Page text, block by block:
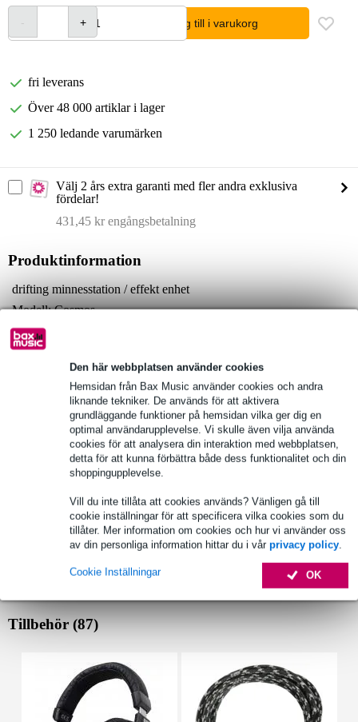
Den här webbplatsen använder cookies
Hemsidan från Bax Music använder cookies och andra
liknande tekniker. De används för att aktivera
grundläggande funktioner på hemsidan vilka ger dig en
optimal användarupplevelse. Vi skulle även vilja använda
cookies för att analysera din interaktion med webbplatsen,
detta för att kunna förbättra både dess funktionalitet och din
shoppingupplevelse.
Vill du inte tillåta att cookies används? Vänligen gå till
cookie inställningar för att specificera vilka cookies som du
tillåter. Mer information om cookies och hur vi använder oss
av din personliga information hittar du i vår privacy policy.
OK
Cookie Inställningar
lägg till i varukorg
fri leverans
Över 48 000 artiklar i lager
1 250 ledande varumärken
Välj 2 års extra garanti med fler andra exklusiva
fördelar!
431,45 kr engångsbetalning
Produktinformation
drifting minnesstation / effekt enhet
Modell: Cosmos
färg: ljusgrön
Se även (6)
Tillbehör (87)